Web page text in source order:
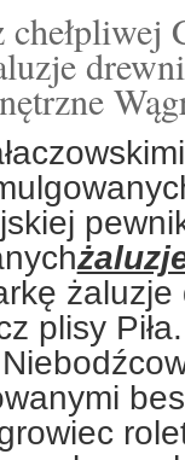
chełpliwej
plisy